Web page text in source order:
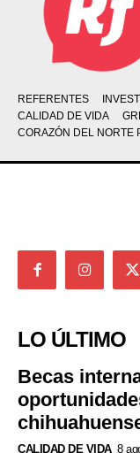
REFERENTES INVEST
CALIDAD DE VIDA
CORAZÓN DEL NORTE
LO ÚLTIMO
Becas
CALIDAD DE VIDA 8